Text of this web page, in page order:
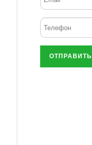
ОТПРАВИТЬ